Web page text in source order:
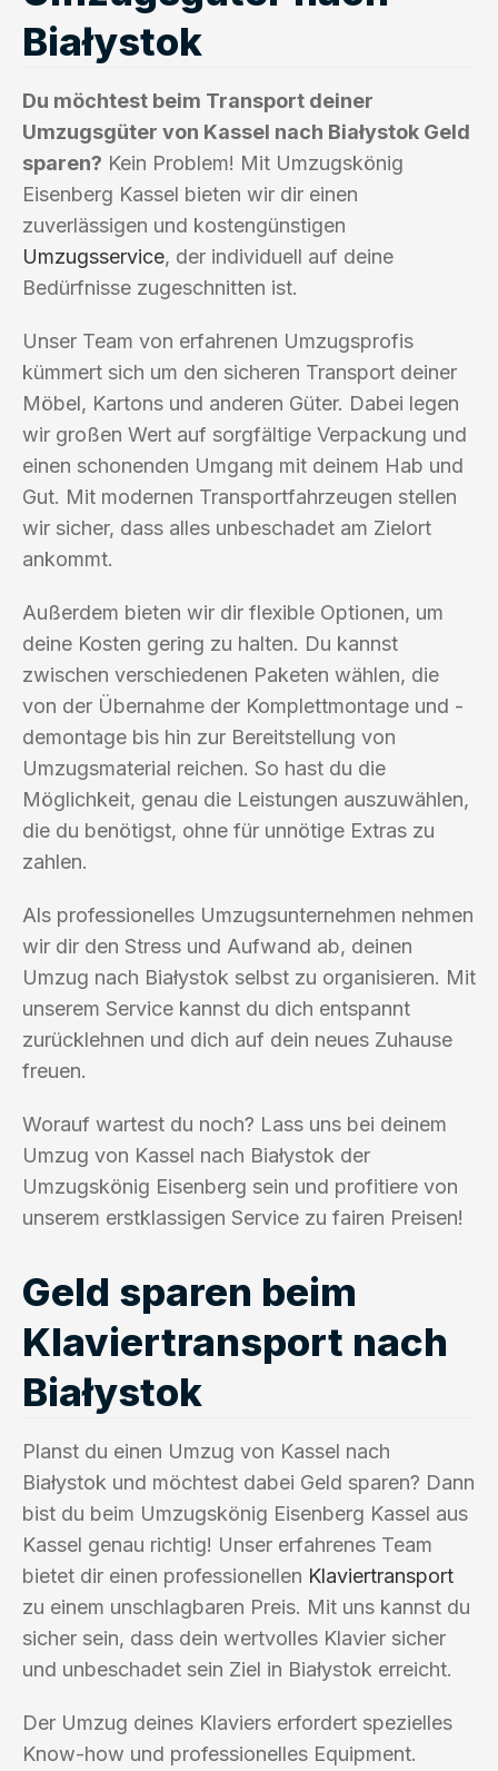
Białystok
Du möchtest beim Transport deiner
Umzugsgüter von Kassel nach Białystok Geld
sparen? Kein Problem! Mit Umzugskönig
Eisenberg Kassel bieten wir dir einen
zuverlässigen und kostengünstigen
Umzugsservice, der individuell auf deine
Bedürfnisse zugeschnitten ist.
Unser Team von erfahrenen Umzugsprofis
kümmert sich um den sicheren Transport deiner
Möbel, Kartons und anderen Güter. Dabei legen
wir großen Wert auf sorgfältige Verpackung und
einen schonenden Umgang mit deinem Hab und
Gut. Mit modernen Transportfahrzeugen stellen
wir sicher, dass alles unbeschadet am Zielort
ankommt.
Außerdem bieten wir dir flexible Optionen, um
deine Kosten gering zu halten. Du kannst
zwischen verschiedenen Paketen wählen, die
von der Übernahme der Komplettmontage und -
demontage bis hin zur Bereitstellung von
Umzugsmaterial reichen. So hast du die
Möglichkeit, genau die Leistungen auszuwählen,
die du benötigst, ohne für unnötige Extras zu
zahlen.
Als professionelles Umzugsunternehmen nehmen
wir dir den Stress und Aufwand ab, deinen
Umzug nach Białystok selbst zu organisieren. Mit
unserem Service kannst du dich entspannt
zurücklehnen und dich auf dein neues Zuhause
freuen.
Worauf wartest du noch? Lass uns bei deinem
Umzug von Kassel nach Białystok der
Umzugskönig Eisenberg sein und profitiere von
unserem erstklassigen Service zu fairen Preisen!
Geld sparen beim
Klaviertransport nach
Białystok
Planst du einen Umzug von Kassel nach
Białystok und möchtest dabei Geld sparen? Dann
bist du beim Umzugskönig Eisenberg Kassel aus
Kassel genau richtig! Unser erfahrenes Team
bietet dir einen professionellen Klaviertransport
zu einem unschlagbaren Preis. Mit uns kannst du
sicher sein, dass dein wertvolles Klavier sicher
und unbeschadet sein Ziel in Białystok erreicht.
Der Umzug deines Klaviers erfordert spezielles
Know-how und professionelles Equipment.